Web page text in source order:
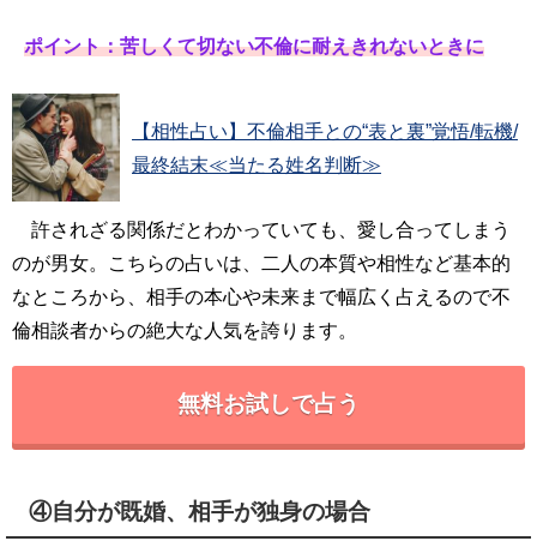
ポイント：苦しくて切ない不倫に耐えきれないときに
【相性占い】不倫相手との“表と裏”覚悟/転機/
最終結末≪当たる姓名判断≫
許されざる関係だとわかっていても、愛し合ってしまう
のが男女。こちらの占いは、二人の本質や相性など基本的
なところから、相手の本心や未来まで幅広く占えるので不
倫相談者からの絶大な人気を誇ります。
無料お試しで占う
④自分が既婚、相手が独身の場合